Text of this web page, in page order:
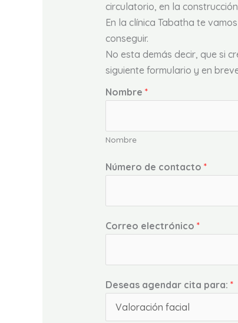
circulatorio, en la
En la clínica Tabatha te
conseguir.
No esta demás decir, que si
siguiente formulario y en
Nombre *
Nombre
Número de contacto *
Correo electrónico *
Deseas agendar cita para: *